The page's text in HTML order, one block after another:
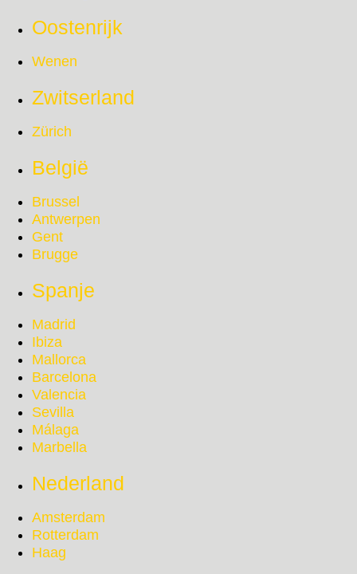
Oostenrijk
Wenen
Zwitserland
Zürich
België
Brussel
Antwerpen
Gent
Brugge
Spanje
Madrid
Ibiza
Mallorca
Barcelona
Valencia
Sevilla
Málaga
Marbella
Nederland
Amsterdam
Rotterdam
Haag